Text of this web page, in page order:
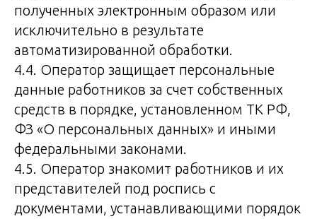
полученных электронным образом или
исключительно в результате
автоматизированной обработки.
4.4. Оператор защищает персональные
данные работников за счет собственных
средств в порядке, установленном ТК РФ,
ФЗ «О персональных данных» и иными
федеральными законами.
4.5. Оператор знакомит работников и их
представителей под роспись с
документами, устанавливающими порядок